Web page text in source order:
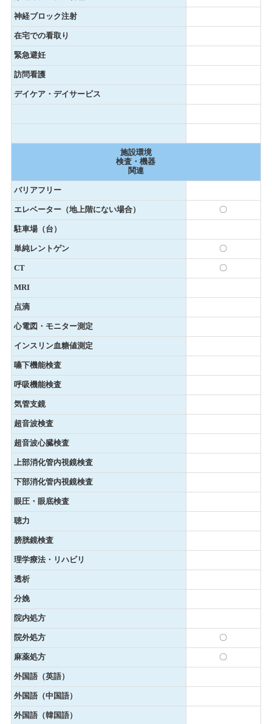
神経ブロック注射
在宅での看取り
緊急避妊
訪問看護
デイケア・デイサービス
施設環境
検査・機器
関連
バリアフリー
エレベーター（地上階にない場合） 〇
駐車場（台）
単純レントゲン 〇
CT 〇
MRI
点滴
心電図・モニター測定
インスリン血糖値測定
嚥下機能検査
呼吸機能検査
気管支鏡
超音波検査
超音波心臓検査
上部消化管内視鏡検査
下部消化管内視鏡検査
眼圧・眼底検査
聴力
膀胱鏡検査
理学療法・リハビリ
透析
分娩
院内処方
院外処方 〇
麻薬処方 〇
外国語（英語）
外国語（中国語）
外国語（韓国語）